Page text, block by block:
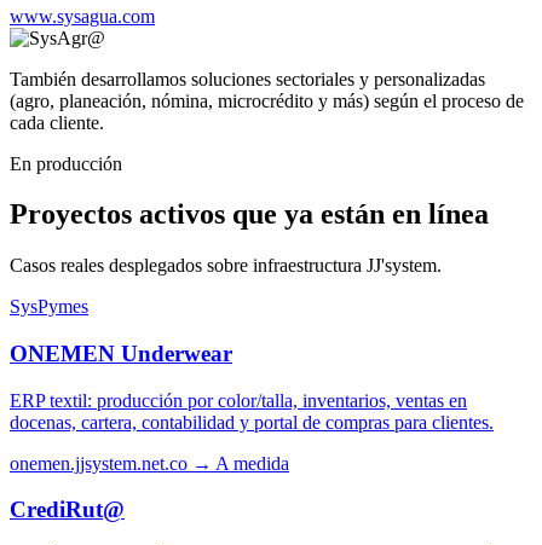
www.sysagua.com
También desarrollamos soluciones sectoriales y personalizadas
(agro, planeación, nómina, microcrédito y más) según el proceso de
cada cliente.
En producción
Proyectos activos que ya están en línea
Casos reales desplegados sobre infraestructura JJ'system.
SysPymes
ONEMEN Underwear
ERP textil: producción por color/talla, inventarios, ventas en
docenas, cartera, contabilidad y portal de compras para clientes.
onemen.jjsystem.net.co → A medida
CrediRut@